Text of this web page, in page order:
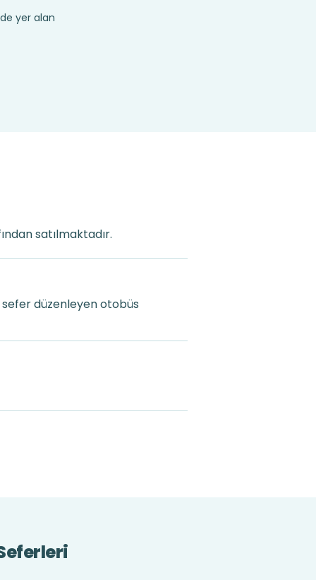
yer alan
satılmaktadır.
düzenleyen otobüs